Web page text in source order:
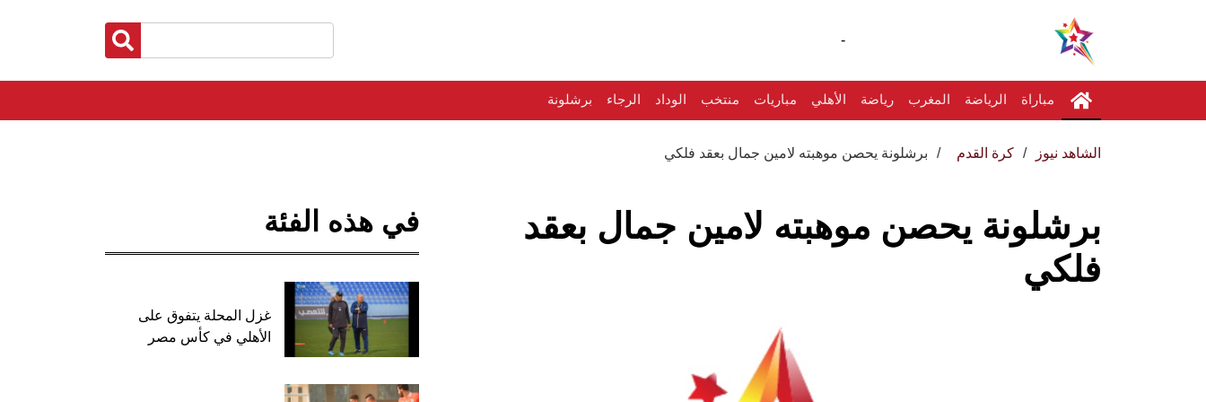
-
مباراة الرياضة المغرب رياضة الأهلي مباريات منتخب الوداد الرجاء برشلونة
الشاهد نيوز كرة القدم برشلونة يحصن موهبته لامين جمال بعقد فلكي
برشلونة يحصن موهبته لامين جمال بعقد
فلكي
في هذه الفئة
غزل المحلة يتفوق على
الأهلي في كأس مصر